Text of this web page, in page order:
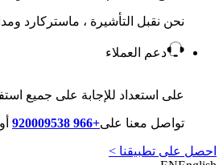
نحن نقبل التأشيرة ، ماستركارد
دعم العملاء
على استعداد للإجابة على جميع
تواصل معنا على+966 920009538 أو
احصل على تطبيقنا >